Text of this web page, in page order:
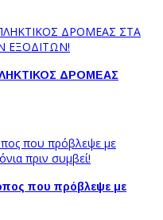
ΔΡΟΜΕΑΣ
που πρόβλεψε με